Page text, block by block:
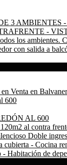
3 AMBIENTES
-
los ambientes.
con salida a
AL 600
al contra
Doble
cubierta - Cocina
Habitación de